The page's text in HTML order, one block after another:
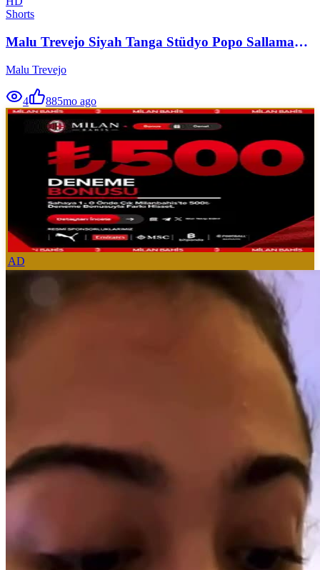
Shorts
Malu Trevejo Siyah Tanga Stüdyo Popo Sallama
Malu Trevejo
4 885mo ago
AD